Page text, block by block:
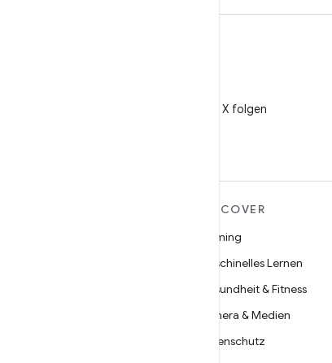
@AndroidDev auf X folgen
DISCOVER
Gaming
Maschinelles Lernen
Gesundheit & Fitness
Kamera & Medien
Datenschutz